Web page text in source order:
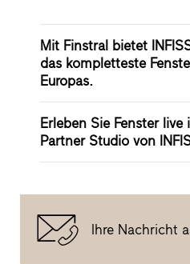
Mit Finstral bietet
das kompletteste
Europas.
Erleben Sie Fenster live
Partner Studio von
Ihre Nachricht